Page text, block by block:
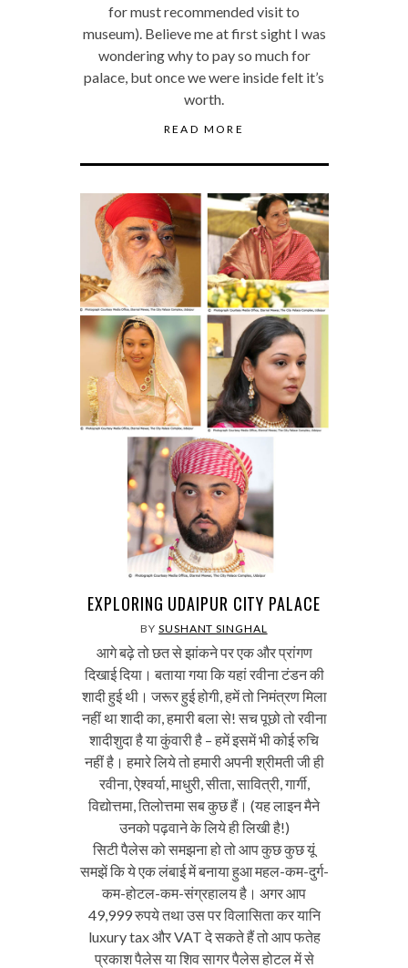
for must recommended visit to
museum). Believe me at first sight I was
wondering why to pay so much for
palace, but once we were inside felt it’s
worth.
READ MORE
EXPLORING UDAIPUR CITY PALACE
BYSUSHANT SINGHAL
आगे बढ़े तो छत से झांकने पर एक और प्रांगण
दिखाई दिया। बताया गया कि यहां रवीना टंडन की
शादी हुई थी। जरूर हुई होगी, हमें तो निमंत्रण मिला
नहीं था शादी का, हमारी बला से! सच पूछो तो रवीना
शादीशुदा है या कुंवारी है – हमें इसमें भी कोई रुचि
नहीं है। हमारे लिये तो हमारी अपनी श्रीमती जी ही
रवीना, ऐश्वर्या, माधुरी, सीता, सावित्री, गार्गी,
विद्योत्तमा, तिलोत्तमा सब कुछ हैं। (यह लाइन मैने
उनको पढ़वाने के लिये ही लिखी है!)
सिटी पैलेस को समझना हो तो आप कुछ कुछ यूं
समझें कि ये एक लंबाई में बनाया हुआ महल-कम-दुर्ग-
कम-होटल-कम-संग्रहालय है। अगर आप
49,999 रुपये तथा उस पर विलासिता कर यानि
luxury tax और VAT दे सकते हैं तो आप फतेह
प्रकाश पैलेस या शिव सागर पैलेस होटल में से